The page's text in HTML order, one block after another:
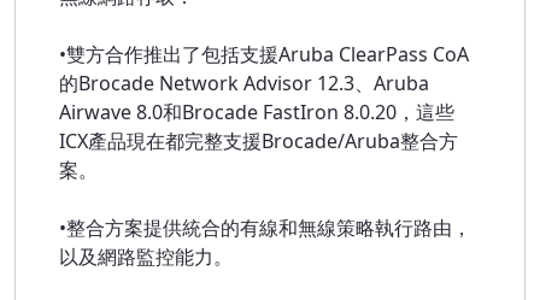
•雙方合作推出了包括支援Aruba ClearPass CoA
的Brocade Network Advisor 12.3、Aruba
Airwave 8.0和Brocade FastIron 8.0.20，這些
ICX產品現在都完整支援Brocade/Aruba整合方
案。
•整合方案提供統合的有線和無線策略執行路由，
以及網路監控能力。